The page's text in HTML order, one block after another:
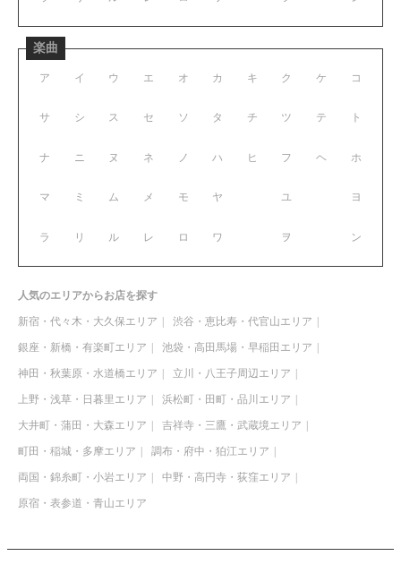
楽曲
ア イ ウ エ オ
サ シ ス セ ソ
ナ ニ ヌ ネ ノ
マ ミ ム メ モ
ラ リ ル レ ロ
カ キ ク ケ コ
タ チ ツ テ ト
ハ ヒ フ ヘ ホ
ヤ ユ ヨ
ワ ヲ ン
人気のエリアからお店を探す
新宿・代々木・大久保エリア 渋谷・恵比寿・代官山エリア
銀座・新橋・有楽町エリア 池袋・高田馬場・早稲田エリア
神田・秋葉原・水道橋エリア 立川・八王子周辺エリア
上野・浅草・日暮里エリア 浜松町・田町・品川エリア
大井町・蒲田・大森エリア 吉祥寺・三鷹・武蔵境エリア
町田・稲城・多摩エリア 調布・府中・狛江エリア
両国・錦糸町・小岩エリア 中野・高円寺・荻窪エリア
原宿・表参道・青山エリア